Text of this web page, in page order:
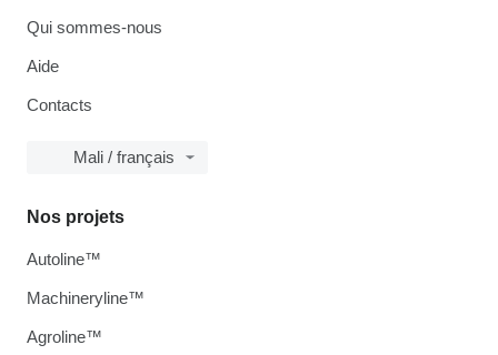
Qui sommes-nous
Aide
Contacts
Mali / français
Nos projets
Autoline™
Machineryline™
Agroline™